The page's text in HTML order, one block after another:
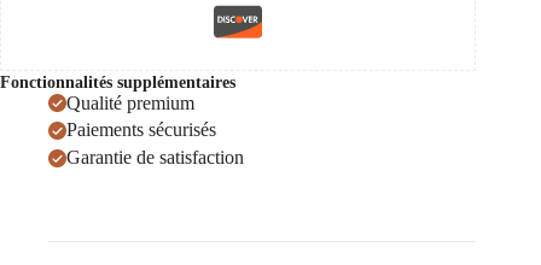
Fonctionnalités supplémentaires
Qualité premium
Paiements sécurisés
Garantie de satisfaction